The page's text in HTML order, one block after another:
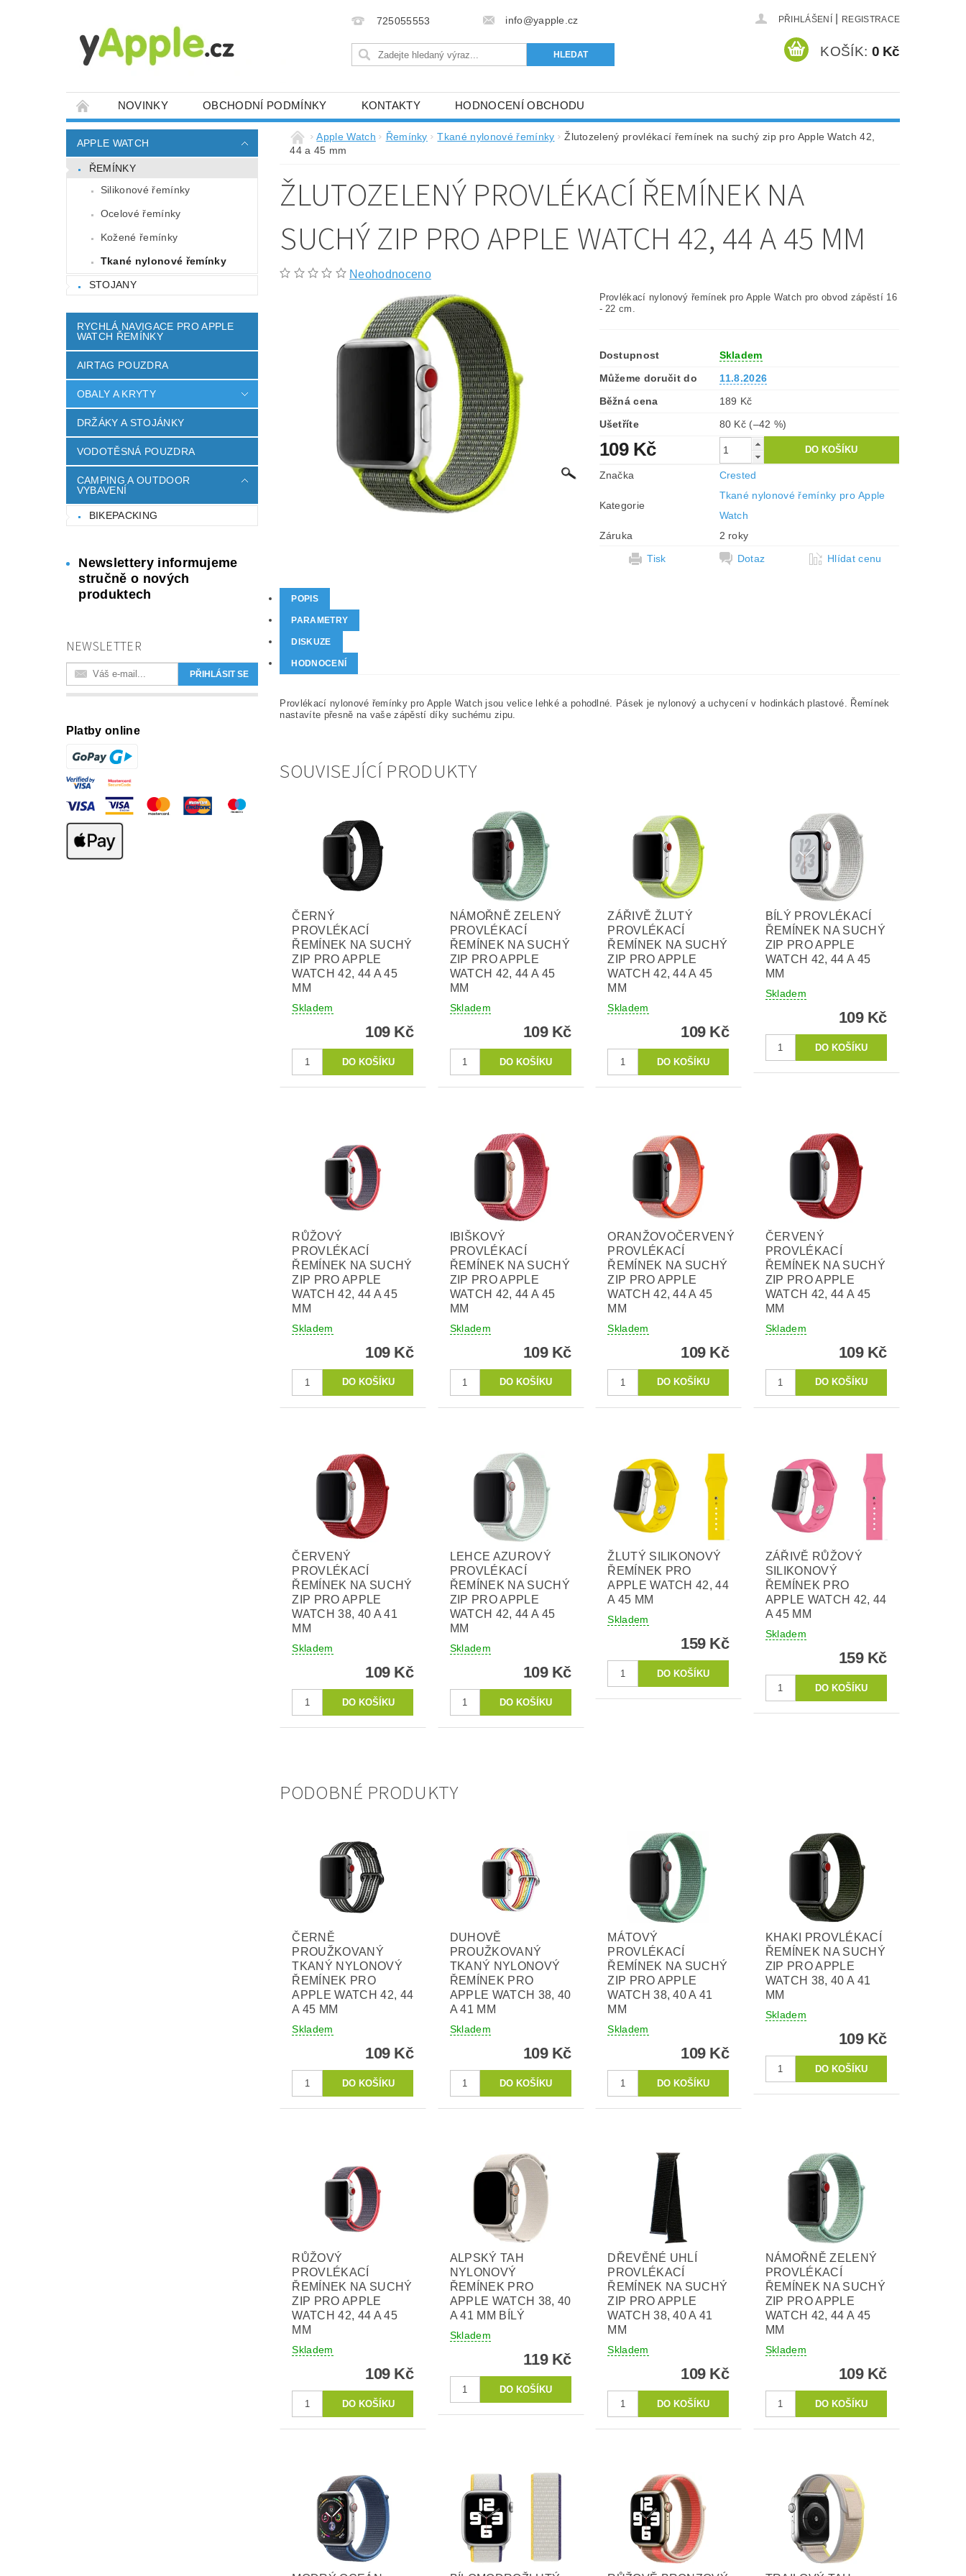
725055553 info@yapple.cz PŘIHLÁŠENÍ REGISTRACE
KOŠÍK: 0 Kč
NOVINKY OBCHODNÍ PODMÍNKY KONTAKTY HODNOCENÍ OBCHODU
APPLE WATCH
ŘEMÍNKY
Silikonové řemínky
Ocelové řemínky
Kožené řemínky
Tkané nylonové řemínky
STOJANY
RYCHLÁ NAVIGACE PRO APPLE
WATCH ŘEMÍNKY
AIRTAG POUZDRA
OBALY A KRYTY
DRŽÁKY A STOJÁNKY
VODOTĚSNÁ POUZDRA
CAMPING A OUTDOOR
VYBAVENÍ
BIKEPACKING
Newslettery informujeme
stručně o nových
produktech
NEWSLETTER
Platby online
Apple Watch Řemínky Tkané nylonové řemínky
Žlutozelený provlékací řemínek na suchý zip pro Apple Watch 42,
44 a 45 mm
ŽLUTOZELENÝ PROVLÉKACÍ ŘEMÍNEK NA
SUCHÝ ZIP PRO APPLE WATCH 42, 44 A 45 MM
Neohodnoceno
Provlékací nylonový řemínek pro Apple Watch pro obvod zápěstí 16
- 22 cm.
Dostupnost
Skladem
Můžeme doručit do
11.8.2026
Běžná cena
189 Kč
Ušetříte
80 Kč (–42 %)
109 Kč
Značka Crested
Kategorie
Tkané nylonové řemínky pro Apple
Watch
Záruka
2 roky
Tisk
Dotaz Hlídat cenu
POPIS
PARAMETRY
DISKUZE
HODNOCENÍ
Provlékací nylonové řemínky pro Apple Watch jsou velice lehké a pohodlné. Pásek je nylonový a uchycení v hodinkách plastové. Řemínek
nastavíte přesně na vaše zápěstí díky suchému zipu.
SOUVISEJÍCÍ PRODUKTY
ČERNÝ
PROVLÉKACÍ
ŘEMÍNEK NA SUCHÝ
ZIP PRO APPLE
WATCH 42, 44 A 45
MM
Skladem
109 Kč
NÁMOŘNĚ ZELENÝ
PROVLÉKACÍ
ŘEMÍNEK NA SUCHÝ
ZIP PRO APPLE
WATCH 42, 44 A 45
MM
Skladem
109 Kč
ZÁŘIVĚ ŽLUTÝ
PROVLÉKACÍ
ŘEMÍNEK NA SUCHÝ
ZIP PRO APPLE
WATCH 42, 44 A 45
MM
Skladem
109 Kč
BÍLÝ PROVLÉKACÍ
ŘEMÍNEK NA SUCHÝ
ZIP PRO APPLE
WATCH 42, 44 A 45
MM
Skladem
109 Kč
RŮŽOVÝ
PROVLÉKACÍ
ŘEMÍNEK NA SUCHÝ
ZIP PRO APPLE
WATCH 42, 44 A 45
MM
Skladem
109 Kč
IBIŠKOVÝ
PROVLÉKACÍ
ŘEMÍNEK NA SUCHÝ
ZIP PRO APPLE
WATCH 42, 44 A 45
MM
Skladem
109 Kč
ORANŽOVOČERVENÝ
PROVLÉKACÍ
ŘEMÍNEK NA SUCHÝ
ZIP PRO APPLE
WATCH 42, 44 A 45
MM
Skladem
109 Kč
ČERVENÝ
PROVLÉKACÍ
ŘEMÍNEK NA SUCHÝ
ZIP PRO APPLE
WATCH 42, 44 A 45
MM
Skladem
109 Kč
ČERVENÝ
PROVLÉKACÍ
ŘEMÍNEK NA SUCHÝ
ZIP PRO APPLE
WATCH 38, 40 A 41
MM
Skladem
109 Kč
LEHCE AZUROVÝ
PROVLÉKACÍ
ŘEMÍNEK NA SUCHÝ
ZIP PRO APPLE
WATCH 42, 44 A 45
MM
Skladem
109 Kč
ŽLUTÝ SILIKONOVÝ
ŘEMÍNEK PRO
APPLE WATCH 42, 44
A 45 MM
Skladem
159 Kč
ZÁŘIVĚ RŮŽOVÝ
SILIKONOVÝ
ŘEMÍNEK PRO
APPLE WATCH 42, 44
A 45 MM
Skladem
159 Kč
PODOBNÉ PRODUKTY
ČERNĚ
PROUŽKOVANÝ
TKANÝ NYLONOVÝ
ŘEMÍNEK PRO
APPLE WATCH 42, 44
A 45 MM
Skladem
109 Kč
DUHOVĚ
PROUŽKOVANÝ
TKANÝ NYLONOVÝ
ŘEMÍNEK PRO
APPLE WATCH 38, 40
A 41 MM
Skladem
109 Kč
MÁTOVÝ
PROVLÉKACÍ
ŘEMÍNEK NA SUCHÝ
ZIP PRO APPLE
WATCH 38, 40 A 41
MM
Skladem
109 Kč
KHAKI PROVLÉKACÍ
ŘEMÍNEK NA SUCHÝ
ZIP PRO APPLE
WATCH 38, 40 A 41
MM
Skladem
109 Kč
RŮŽOVÝ
PROVLÉKACÍ
ŘEMÍNEK NA SUCHÝ
ZIP PRO APPLE
WATCH 42, 44 A 45
MM
Skladem
109 Kč
ALPSKÝ TAH
NYLONOVÝ
ŘEMÍNEK PRO
APPLE WATCH 38, 40
A 41 MM BÍLÝ
Skladem
119 Kč
DŘEVĚNÉ UHLÍ
PROVLÉKACÍ
ŘEMÍNEK NA SUCHÝ
ZIP PRO APPLE
WATCH 38, 40 A 41
MM
Skladem
109 Kč
NÁMOŘNĚ ZELENÝ
PROVLÉKACÍ
ŘEMÍNEK NA SUCHÝ
ZIP PRO APPLE
WATCH 42, 44 A 45
MM
Skladem
109 Kč